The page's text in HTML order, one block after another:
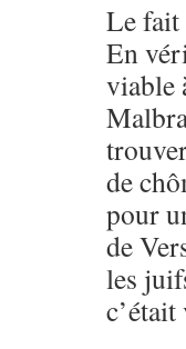
Le fait
En
viable
de
pour
de
les